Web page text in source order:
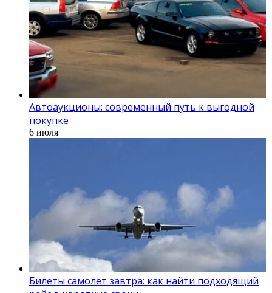
Автоаукционы: современный путь к выгодной
покупке
6 июля
Билеты самолет завтра: как найти подходящий